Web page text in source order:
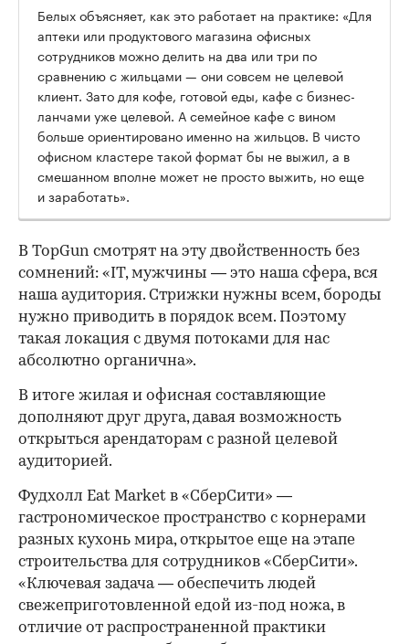
Белых объясняет, как это работает на практике: «Для
аптеки или продуктового магазина офисных
сотрудников можно делить на два или три по
сравнению с жильцами — они совсем не целевой
клиент. Зато для кофе, готовой еды, кафе с бизнес-
ланчами уже целевой. А семейное кафе с вином
больше ориентировано именно на жильцов. В чисто
офисном кластере такой формат бы не выжил, а в
смешанном вполне может не просто выжить, но еще
и заработать».
В TopGun смотрят на эту двойственность без
сомнений: «IT, мужчины — это наша сфера, вся
наша аудитория. Стрижки нужны всем, бороды
нужно приводить в порядок всем. Поэтому
такая локация с двумя потоками для нас
абсолютно органична».
В итоге жилая и офисная составляющие
дополняют друг друга, давая возможность
открыться арендаторам с разной целевой
аудиторией.
Фудхолл Eat Market в «СберСити» —
гастрономическое пространство с корнерами
разных кухонь мира, открытое еще на этапе
строительства для сотрудников «СберСити».
«Ключевая задача — обеспечить людей
свежеприготовленной едой из-под ножа, в
отличие от распространенной практики